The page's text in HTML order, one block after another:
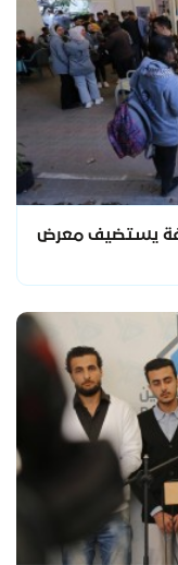
يستضيف معرض